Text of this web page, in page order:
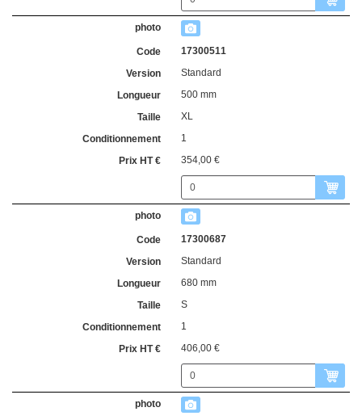
17300511
Standard
500 mm
XL
1
354,00 €
17300687
Standard
680 mm
S
1
406,00 €